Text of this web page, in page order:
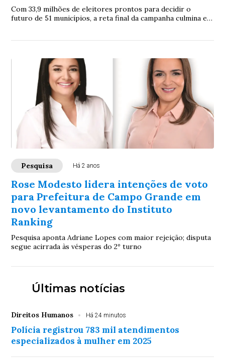
Com 33,9 milhões de eleitores prontos para decidir o
futuro de 51 municípios, a reta final da campanha culmina em
Pesquisa Há 2 anos
Rose Modesto lidera intenções de voto
para Prefeitura de Campo Grande em
novo levantamento do Instituto
Ranking
Pesquisa aponta Adriane Lopes com maior rejeição; disputa
segue acirrada às vésperas do 2º turno
Últimas notícias
Direitos Humanos Há 24 minutos
Polícia registrou 783 mil atendimentos
especializados à mulher em 2025